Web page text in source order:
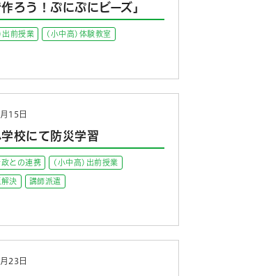
ろう！ぷにぷにビーズ」
前授業 (小中高)体験教室
15日
校にて防災学習
政との連携 (小中高)出前授業
決 講師派遣
23日